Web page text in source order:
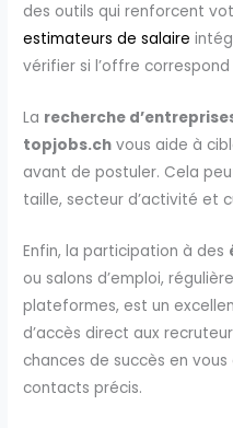
des outils qui renforcent
estimateurs de salaire
vérifier si l’offre
La recherche
topjobs.ch vous aide à
avant de postuler. Cela
taille, secteur d’activité et
Enfin, la participation à des
ou salons d’emploi,
plateformes, est un
d’accès direct aux
chances de succès en
contacts précis.